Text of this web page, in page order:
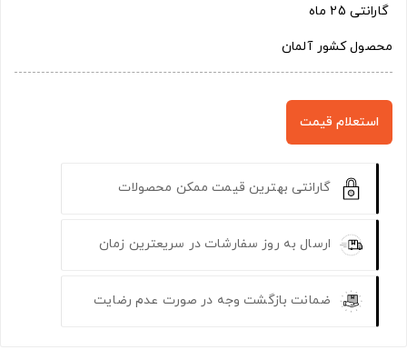
گارانتی 25 ماه
محصول کشور آلمان
استعلام قیمت
گارانتی بهترین قیمت ممکن محصولات
ارسال به روز سفارشات در سریعترین زمان
ضمانت بازگشت وجه در صورت عدم رضایت